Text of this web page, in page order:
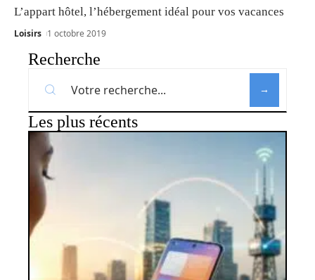
L’appart hôtel, l’hébergement idéal pour vos vacances
Loisirs 1 octobre 2019
Recherche
Les plus récents